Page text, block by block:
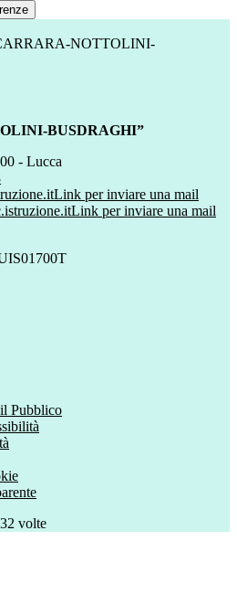
NOTTOLINI-
BUSDRAGHI”
- Lucca
Link per inviare una mail
Link per inviare una mail
Pubblico
volte